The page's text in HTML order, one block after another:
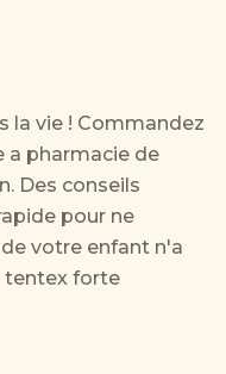
la vie ! Commandez
a pharmacie de
Des conseils
pour ne
votre enfant n'a
tentex forte